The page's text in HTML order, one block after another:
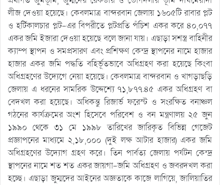
লীজ দেওয়া হয়েছে। কেবলমাত্র বান্দরবান জেলায় ১৬০৫টি রাবার প্লট
ও হর্টিকালচার প্লট-এর বিপরীতে প্লটপ্রতি পঁচিশ একর করে ৪০,০৭৭
একর জমি ইজারা দেওয়া হয়েছে বলে জানা যায়। এছাড়া সশস্ত্র বাহিনীর
ক্যাম্প স্থাপন ও সমপ্রসারণ এবং প্রশিক্ষণ কেন্দ্র স্থাপনের নামে হাজার
হাজার একর জমি পদ্ধতি বহির্ভূতভাবে অধিগ্রহণ করা হয়েছে কিংবা
অধিগ্রহণের উদ্যেগে নেয়া হয়েছে। কেবলমাত্র বান্দরবান ও খাগড়াছড়ি
জেলায় এ ধরনের সামরিক উদ্দেশ্যে ৭১,৮৭৭.৪৫ একর অধিগ্রহণ বা
বেদখল করা হয়েছে। অধিকন্তু রিজার্ভ ফরেস্ট ও সংরক্ষিত বনাঞ্চল
গঠনের কার্যক্রমের অংশ হিসেবে পরিবেশ ও বন মন্ত্রণালয় ২৫ জুন
১৯৯০ থেকে ৩১ মে ১৯৯৮ তারিখের জারিকৃত বিভিন্ন গেজেট
প্রজ্ঞাপনের মাধ্যমে ২,১৮,০০০ (দুই লক্ষ আটার হাজার) একর জমি
অধিগ্রহণের উদ্যোগ গ্রহণ করে। তিন পার্বত্য জেলায় পর্যটন কেন্দ্র
স্থাপনের নামে শত শত একর জায়গা-জমি অধিগ্রহণ ও জবরদখল করা
হচ্ছে। এছাড়া জুম্মদের আইনের অজ্ঞতাকে কাজে লাগিয়ে, জালিয়াতির